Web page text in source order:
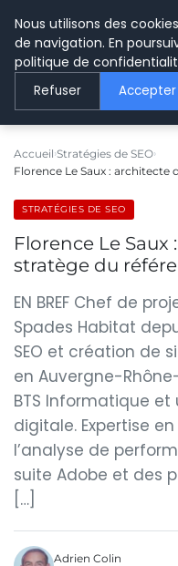
LE
Accueil Stratégies de SEO
Florence Le Saux : architecte
STRATÉGIES DE SEO
Florence Le
stratège du
EN BREF Chef de
Spades Habitat
SEO et création de
en Auvergne-
BTS Informatique
digitale. Expertise
l’analyse de
suite Adobe et des
[…]
Adrien Colin
Nous utilisons des
de navigation. En
politique de
Refuser Accepter